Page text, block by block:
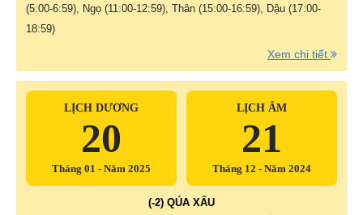
(5:00-6:59), Ngọ (11:00-12:59), Thân (15:00-16:59), Dậu (17:00-
18:59)
Xem chi tiết
LỊCH DƯƠNG
20
Tháng 01 - Năm 2025
LỊCH ÂM
21
Tháng 12 - Năm 2024
(-2) QÚA XẤU